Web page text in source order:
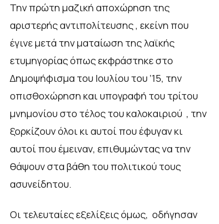
Την πρώτη μαζική αποχώρηση της
αριστερής αντιπολίτευσης , εκείνη που
έγινε μετά την ματαίωση της λαϊκής
ετυμηγορίας όπως εκφράστηκε στο
Δημοψήφισμα του Ιουλίου του ’15, την
οπισθοχώρηση και υπογραφή του τρίτου
μνημονίου στο τέλος του καλοκαιριού , την
ξορκίζουν όλοι κι αυτοί που έφυγαν κι
αυτοί που έμειναν, επιθυμώντας να την
θάψουν στα βάθη του πολιτικού τους
ασυνείδητου.
Οι τελευταίες εξελίξεις όμως, οδήγησαν